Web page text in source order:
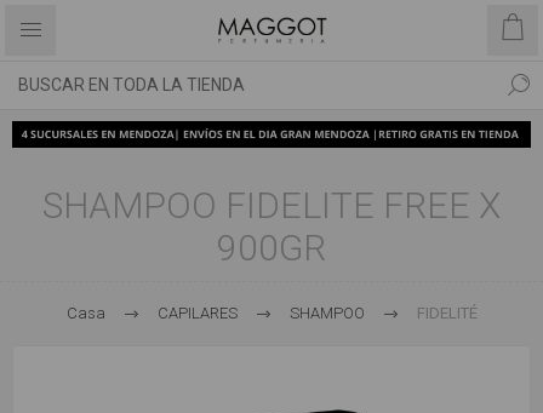
SHAMPOO FIDELITE FREE X
900GR
Casa CAPILARES SHAMPOO FIDELITÉ